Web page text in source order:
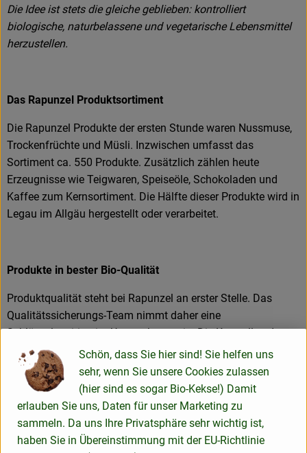
Die Idee ist stets die gleiche geblieben: kontrolliert
biologische, naturbelassene und vegetarische Lebensmittel
herzustellen.
Das Rapunzel Produktsortiment
Die Rapunzel Produkte der ersten Stunde waren Nussmuse,
Trockenfrüchte und Müsli. Inzwischen umfasst das
Sortiment ca. 550 Produkte. Zusätzlich zählen heute
Erzeugnisse wie Teigwaren, Speiseöle, Schokoladen und
Kaffee zum Kernsortiment. Die Hälfte dieser Produkte wird in
Legau im Allgäu hergestellt oder verarbeitet.
Produkte in bester Bio-Qualität
Produktqualität steht bei Rapunzel an erster Stelle. Das
Qualitätssicherungs-Team nimmt daher eine
Schlüsselposition im Unternehmen ein. Die Kontrollen der
Rohstoffe beginnen bereits auf dem Feld. Bei Wareneingang
werden alle Rohstoffe und Produkte beprobt. Zusätzlich
werden sie durch anerkannte externe Labors unabhängig
analysiert.
Wie schon zu Beginn liegen Rapunzel auch heute die
persönlichen Kontakte zu den Lieferanten und langfristige
Schön, dass Sie hier sind! Sie helfen uns
sehr, wenn Sie unsere Cookies zulassen
(hier sind es sogar Bio-Kekse!) Damit
erlauben Sie uns, Daten für unser Marketing zu
sammeln. Da uns Ihre Privatsphäre sehr wichtig ist,
haben Sie in Übereinstimmung mit der EU-Richtlinie